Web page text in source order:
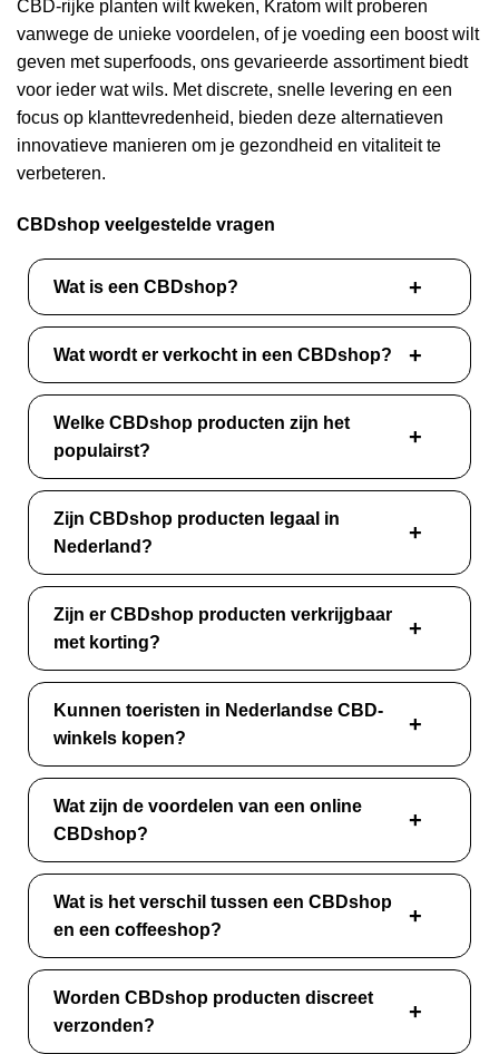
CBD-rijke planten wilt kweken, Kratom wilt proberen
vanwege de unieke voordelen, of je voeding een boost wilt
geven met superfoods, ons gevarieerde assortiment biedt
voor ieder wat wils. Met discrete, snelle levering en een
focus op klanttevredenheid, bieden deze alternatieven
innovatieve manieren om je gezondheid en vitaliteit te
verbeteren.
CBDshop veelgestelde vragen
Wat is een CBDshop?
Wat wordt er verkocht in een CBDshop?
Welke CBDshop producten zijn het
populairst?
Zijn CBDshop producten legaal in
Nederland?
Zijn er CBDshop producten verkrijgbaar
met korting?
Kunnen toeristen in Nederlandse CBD-
winkels kopen?
Wat zijn de voordelen van een online
CBDshop?
Wat is het verschil tussen een CBDshop
en een coffeeshop?
Worden CBDshop producten discreet
verzonden?